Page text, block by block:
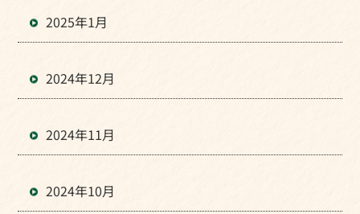
2025年1月
2024年12月
2024年11月
2024年10月